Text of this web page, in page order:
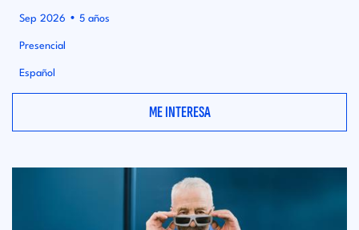
Sep 2026 • 5 años
Presencial
Español
ME INTERESA